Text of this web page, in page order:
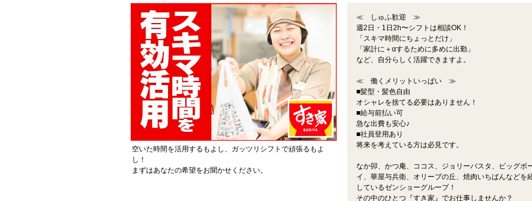
空いた時間を活用するもよし、ガッツリシフトで頑張るもよ
し！
まずはあなたの希望をお聞かせください。
≪ しゅふ歓迎 ≫
週2日・1日2h〜シフトは相談OK！
「スキマ時間にちょっとだけ」
「家計に＋αするために多めに出勤」
など、自分らしく活躍できますよ。
≪ 働くメリットいっぱい ≫
■髪型・髪色自由
オシャレを捨てる必要はありません！
■給与前払い可
急な出費も安心♪
■社員登用あり
将来を考えている方は必見です。
なか卯、かつ庵、ココス、ジョリーパスタ、ビッグボ
イ、華屋与兵衛、オリーブの丘、焼肉いちばんなどを
しているゼンショーグループ！
その中のひとつ『すき家』でお仕事しませんか？